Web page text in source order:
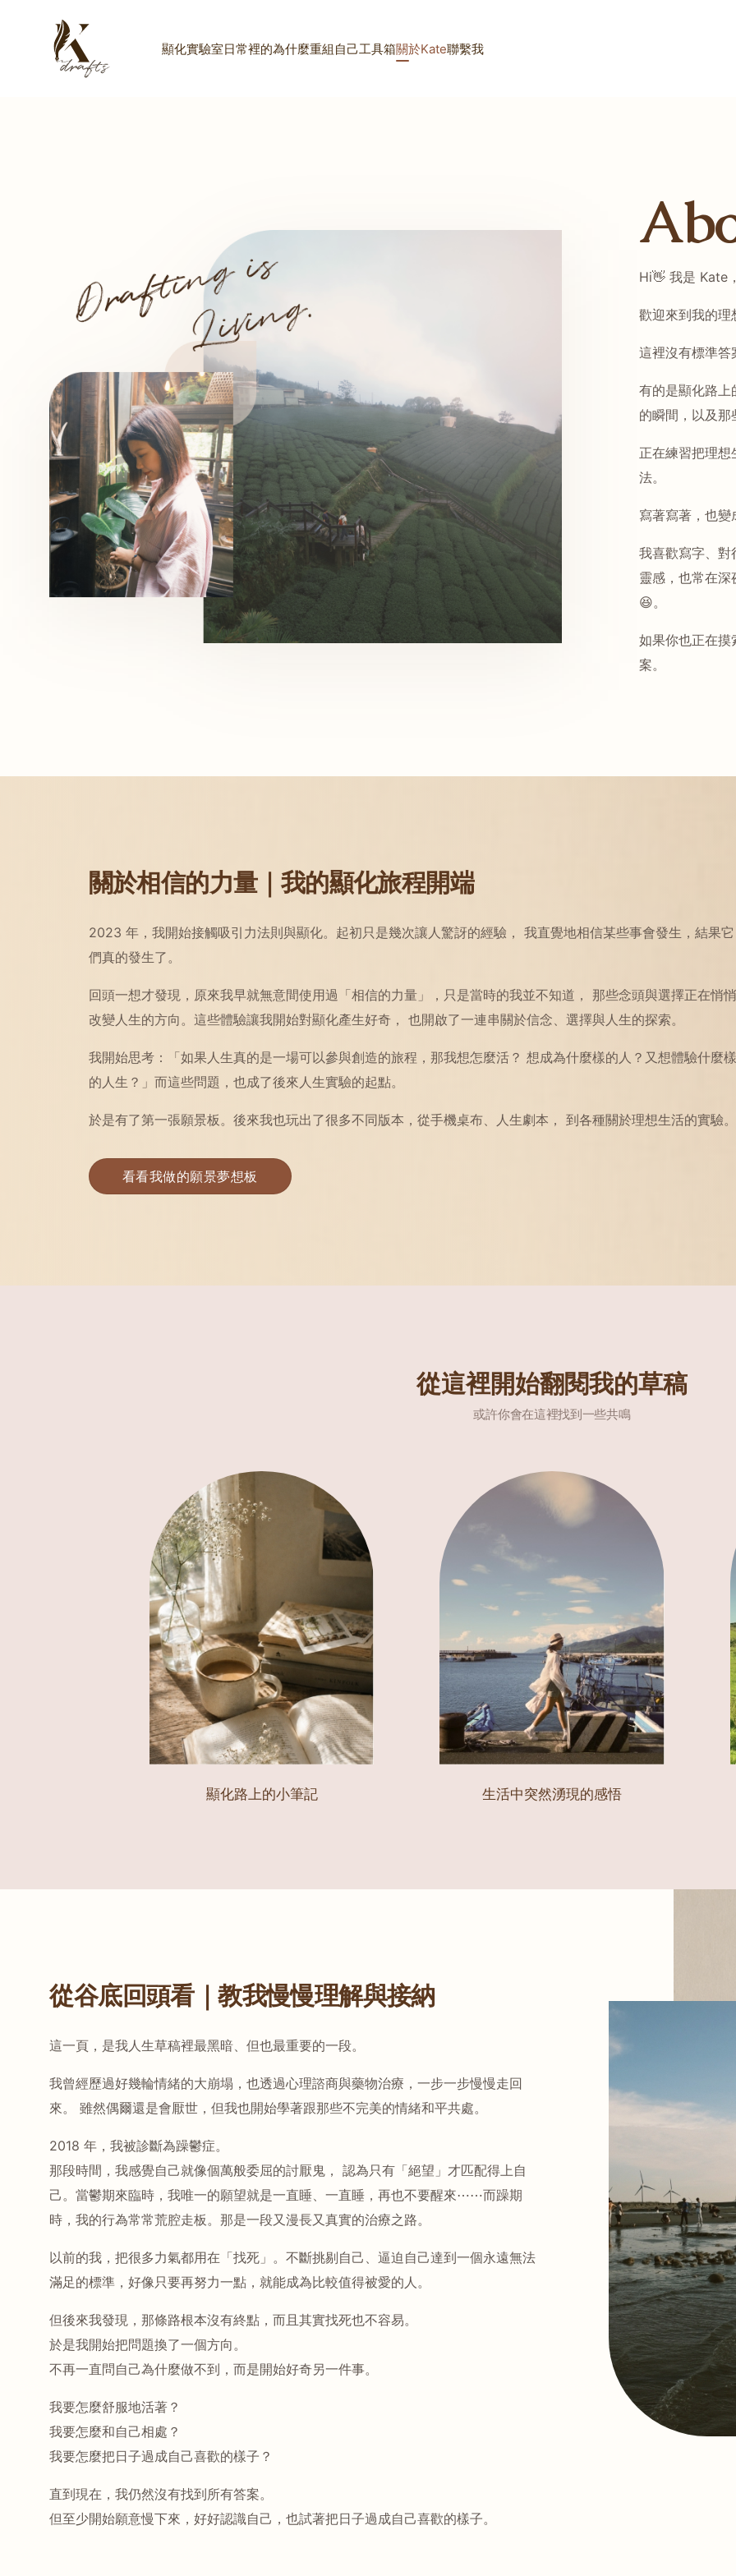
顯化實驗室日常裡的為什麼重組自己工具箱關於Kate聯繫我
Hi👋 我是 Kate
歡迎來到我的
這裡沒有標準
有的是顯化路
的瞬間，以及
正在練習把理
法。
寫著寫著，也
我喜歡寫字、
靈感，也常在
😆。
如果你也正在
案。
關於相信的力量｜我的顯化旅程開端
2023 年，我開始接觸吸引力法則與顯化。起初只是幾次讓人驚訝的經驗， 我直覺地相信某些事會發生，結果它
們真的發生了。
回頭一想才發現，原來我早就無意間使用過「相信的力量」，只是當時的我並不知道， 那些念頭與選擇正在悄悄
改變人生的方向。這些體驗讓我開始對顯化產生好奇， 也開啟了一連串關於信念、選擇與人生的探索。
我開始思考：「如果人生真的是一場可以參與創造的旅程，那我想怎麼活？ 想成為什麼樣的人？又想體驗什麼樣
的人生？」而這些問題，也成了後來人生實驗的起點。
於是有了第一張願景板。後來我也玩出了很多不同版本，從手機桌布、人生劇本， 到各種關於理想生活的實驗。
看看我做的願景夢想板
從這裡開始翻閱我的草稿
或許你會在這裡找到一些共鳴
顯化路上的小筆記 生活中突然湧現的感悟
從谷底回頭看｜教我慢慢理解與接納
這一頁，是我人生草稿裡最黑暗、但也最重要的一段。
我曾經歷過好幾輪情緒的大崩塌，也透過心理諮商與藥物治療，一步一步慢慢走回
來。 雖然偶爾還是會厭世，但我也開始學著跟那些不完美的情緒和平共處。
2018 年，我被診斷為躁鬱症。
那段時間，我感覺自己就像個萬般委屈的討厭鬼， 認為只有「絕望」才匹配得上自
己。當鬱期來臨時，我唯一的願望就是一直睡、一直睡，再也不要醒來⋯⋯而躁期
時，我的行為常常荒腔走板。那是一段又漫長又真實的治療之路。
以前的我，把很多力氣都用在「找死」。不斷挑剔自己、逼迫自己達到一個永遠無法
滿足的標準，好像只要再努力一點，就能成為比較值得被愛的人。
但後來我發現，那條路根本沒有終點，而且其實找死也不容易。
於是我開始把問題換了一個方向。
不再一直問自己為什麼做不到，而是開始好奇另一件事。
我要怎麼舒服地活著？
我要怎麼和自己相處？
我要怎麼把日子過成自己喜歡的樣子？
直到現在，我仍然沒有找到所有答案。
但至少開始願意慢下來，好好認識自己，也試著把日子過成自己喜歡的樣子。